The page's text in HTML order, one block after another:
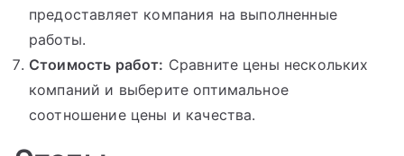
предоставляет компания на выполненные
работы.
Стоимость работ: Сравните цены нескольких
компаний и выберите оптимальное
соотношение цены и качества.